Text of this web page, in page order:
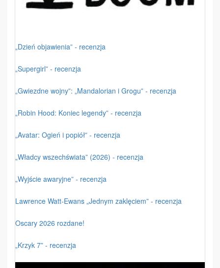
„Dzień objawienia” - recenzja
„Supergirl” - recenzja
„Gwiezdne wojny”: „Mandalorian i Grogu” - recenzja
„Robin Hood: Koniec legendy” - recenzja
„Avatar: Ogień i popiół” - recenzja
„Władcy wszechświata” (2026) - recenzja
„Wyjście awaryjne” - recenzja
Lawrence Watt-Ewans „Jednym zaklęciem” - recenzja
Oscary 2026 rozdane!
„Krzyk 7” - recenzja